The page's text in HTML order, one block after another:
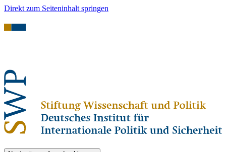
Direkt zum Seiteninhalt springen